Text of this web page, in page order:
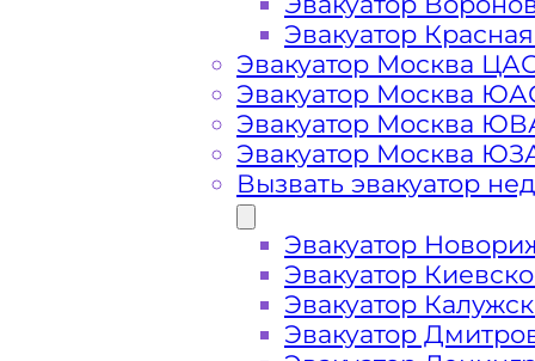
вызове, подача ближайшего
Погрузим бережно- в наличии
автомобиля по Дулепово при
Перевезём аккуратно- за рулем
Цена известна при заказе услуги
доступная стоимость услуг без
Эвакуатор
Эвакуатор Москва
Эвакуатор Москва
Эвакуатор Москва
Эвакуатор Москва
Вызвать эвакуатор
Эвакуатор
Эвакуатор
Эвакуатор
Эвакуатор